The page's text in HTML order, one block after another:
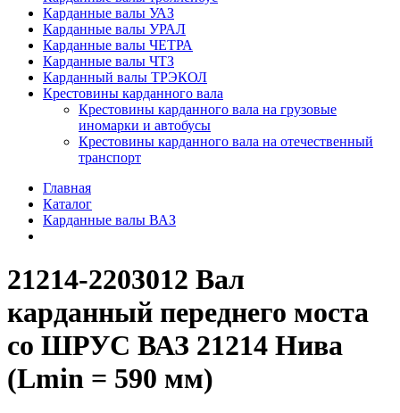
Карданные валы УАЗ
Карданные валы УРАЛ
Карданные валы ЧЕТРА
Карданные валы ЧТЗ
Карданный валы ТРЭКОЛ
Крестовины карданного вала
Крестовины карданного вала на грузовые
иномарки и автобусы
Крестовины карданного вала на отечественный
транспорт
Главная
Каталог
Карданные валы ВАЗ
21214-2203012 Вал
карданный переднего моста
со ШРУС ВАЗ 21214 Нива
(Lmin = 590 мм)